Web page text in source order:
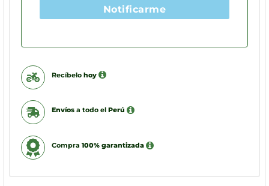
Notificarme
Recíbelohoy
Envíos a todo elPerú
Compra 100% garantizada